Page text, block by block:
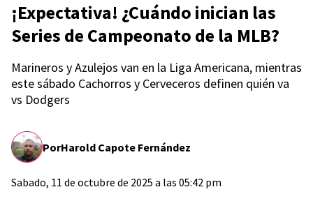
¡Expectativa! ¿Cuándo inician las
Series de Campeonato de la MLB?
Marineros y Azulejos van en la Liga Americana, mientras
este sábado Cachorros y Cerveceros definen quién va
vs Dodgers
PorHarold Capote Fernández
Sabado, 11 de octubre de 2025 a las 05:42 pm